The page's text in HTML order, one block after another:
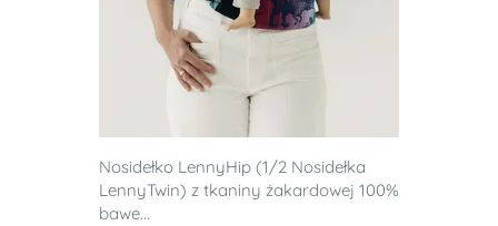
Nosidełko LennyHip (1/2 Nosidełka
LennyTwin) z tkaniny żakardowej 100%
bawe...